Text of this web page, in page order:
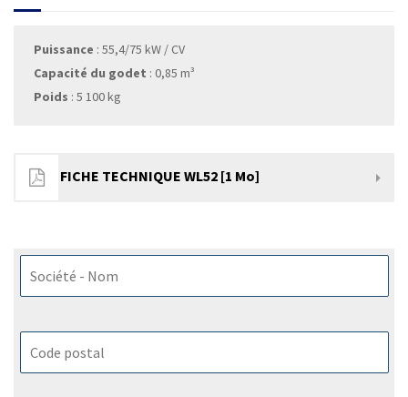
Puissance : 55,4/75 kW / CV
Capacité du godet : 0,85 m³
Poids : 5 100 kg
FICHE TECHNIQUE WL52 [1 Mo]